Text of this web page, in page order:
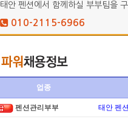
태안 펜션에서 함께하실 부부팀을
010-2115-6966
업종
펜션관리부부 태안 펜